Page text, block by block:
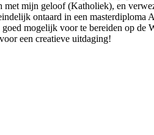
met mijn geloof (Katholiek), en
ontaard in een
mogelijk voor te bereiden op
een creatieve uitdaging!